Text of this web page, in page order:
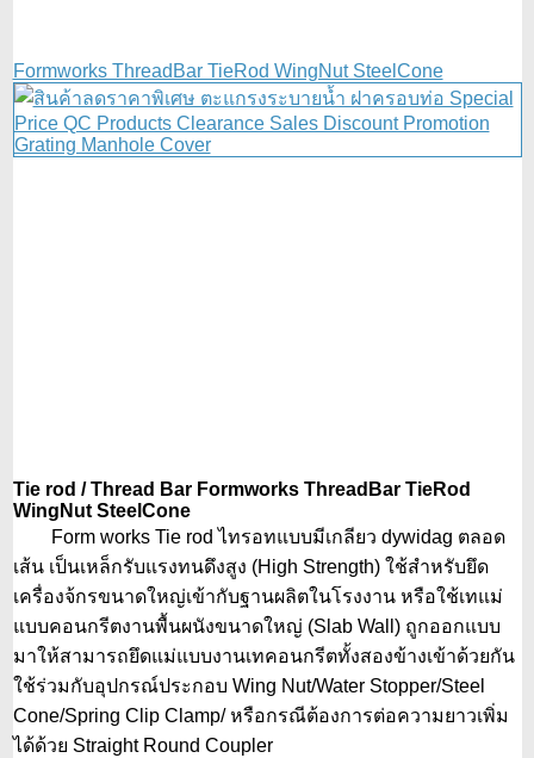
Formworks ThreadBar TieRod WingNut SteelCone
Tie rod / Thread Bar Formworks ThreadBar TieRod
WingNut SteelCone
Form works Tie rod ไทรอทแบบมีเกลียว dywidag ตลอด
เส้น เป็นเหล็กรับแรงทนดึงสูง (High Strength) ใช้สำหรับยึด
เครื่องจ้กรขนาดใหญ่เข้ากับฐานผลิตในโรงงาน หรือใช้เทแม่
แบบคอนกรีตงานพื้นผนังขนาดใหญ่ (Slab Wall) ถูกออกแบบ
มาให้สามารถยึดแม่แบบงานเทคอนกรีตทั้งสองข้างเข้าด้วยกัน
ใช้ร่วมกับอุปกรณ์ประกอบ Wing Nut/Water Stopper/Steel
Cone/Spring Clip Clamp/ หรือกรณีต้องการต่อความยาวเพิ่ม
ได้ด้วย Straight Round Coupler